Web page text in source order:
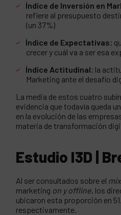
Índice de Inversión en
refiere al presupuesto
(un 37%)
Índice de Expectativas;
crecer y cuál va a ser esa
Índice Actitudinal; la
Marketing ante el desafío
La media de estos cuatro
evidencia que todavía queda
en la evolución de las
materia de transformación
Estudio I3D |
Al ser consultados sobre el mix
marketing on y offline, los
ubicaron esta proporción en
respectivamente.